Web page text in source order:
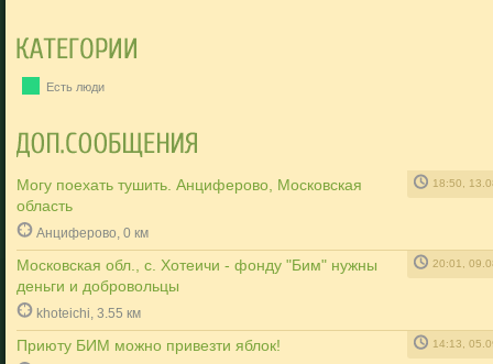
Есть люди
Могу поехать тушить. Анциферово, Московская
область
18:50,
Анциферово, 0 км
Московская обл., с. Хотеичи - фонду "Бим" нужны
деньги и добровольцы
20:01,
khoteichi, 3.55 км
Приюту БИМ можно привезти яблок! 14:13,